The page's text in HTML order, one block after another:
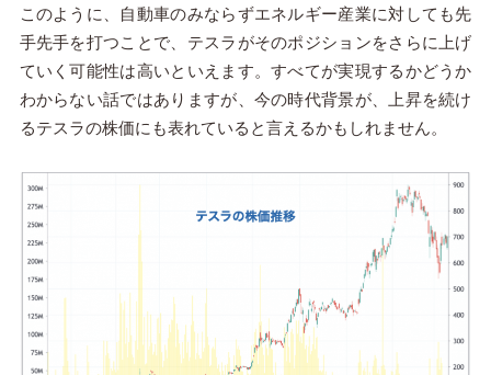
このように、自動車のみならずエネルギー産業に対しても先
手先手を打つことで、テスラがそのポジションをさらに上げ
ていく可能性は高いといえます。すべてが実現するかどうか
わからない話ではありますが、今の時代背景が、上昇を続け
るテスラの株価にも表れていると言えるかもしれません。